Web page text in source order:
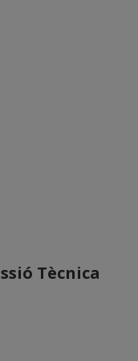
Tècnica